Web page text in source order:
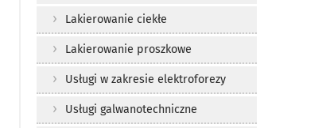
Lakierowanie ciekłe
Lakierowanie proszkowe
Usługi w zakresie elektroforezy
Usługi galwanotechniczne